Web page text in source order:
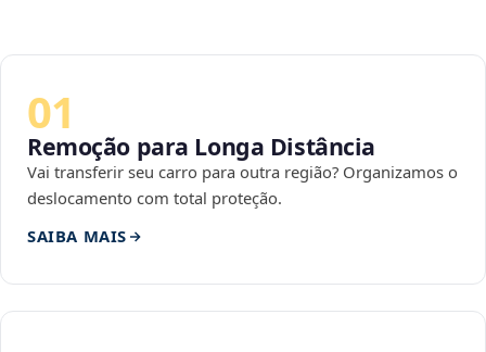
01
Remoção para Longa Distância
Vai transferir seu carro para outra região? Organizamos o
deslocamento com total proteção.
SAIBA MAIS